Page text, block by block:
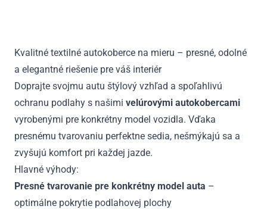
-
2005
Kvalitné textilné autokoberce na mieru – presné, odolné
a elegantné riešenie pre váš interiér
Doprajte svojmu autu štýlový vzhľad a spoľahlivú
ochranu podlahy s našimi velúrovými autokobercami
vyrobenými pre konkrétny model vozidla. Vďaka
presnému tvarovaniu perfektne sedia, nešmýkajú sa a
zvyšujú komfort pri každej jazde.
Hlavné výhody:
Presné tvarovanie pre konkrétny model auta –
optimálne pokrytie podlahovej plochy